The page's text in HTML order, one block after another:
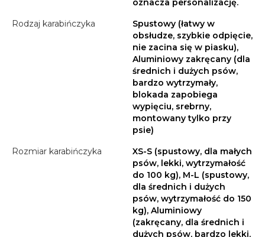
oznacza personalizację.
Rodzaj karabińczyka
Spustowy (łatwy w
obsłudze, szybkie odpięcie,
nie zacina się w piasku),
Aluminiowy zakręcany (dla
średnich i dużych psów,
bardzo wytrzymały,
blokada zapobiega
wypięciu, srebrny,
montowany tylko przy
psie)
Rozmiar karabińczyka
XS-S (spustowy, dla małych
psów, lekki, wytrzymałość
do 100 kg), M-L (spustowy,
dla średnich i dużych
psów, wytrzymałość do 150
kg), Aluminiowy
(zakręcany, dla średnich i
dużych psów, bardzo lekki,